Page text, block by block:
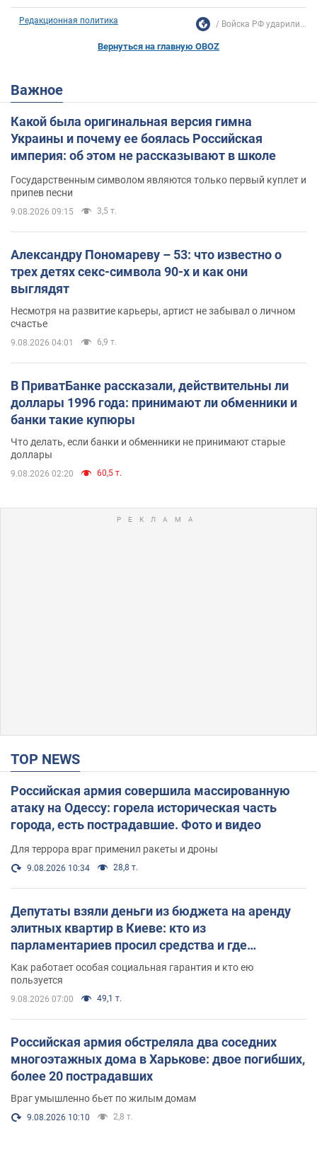
Редакционная политика Войска РФ ударили...
Вернуться на главную OBOZ
Важное
Какой была оригинальная версия гимна
Украины и почему ее боялась Российская
империя: об этом не рассказывают в школе
Государственным символом являются только первый куплет и
припев песни
9.08.2026 09:15 3,5 т.
Александру Пономареву – 53: что известно о
трех детях секс-символа 90-х и как они
выглядят
Несмотря на развитие карьеры, артист не забывал о личном
счастье
9.08.2026 04:01 6,9 т.
В ПриватБанке рассказали, действительны ли
доллары 1996 года: принимают ли обменники и
банки такие купюры
Что делать, если банки и обменники не принимают старые
доллары
9.08.2026 02:20 60,5 т.
TOP NEWS
Российская армия совершила массированную
атаку на Одессу: горела историческая часть
города, есть пострадавшие. Фото и видео
Для террора враг применил ракеты и дроны
9.08.2026 10:34 28,8 т.
Депутаты взяли деньги из бюджета на аренду
элитных квартир в Киеве: кто из
парламентариев просил средства и где
поселился
Как работает особая социальная гарантия и кто ею
пользуется
9.08.2026 07:00 49,1 т.
Российская армия обстреляла два соседних
многоэтажных дома в Харькове: двое погибших,
более 20 пострадавших
Враг умышленно бьет по жилым домам
9.08.2026 10:10 2,8 т.